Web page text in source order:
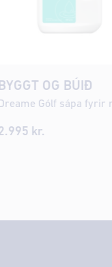
BYGGT OG BÚIÐ
kr.